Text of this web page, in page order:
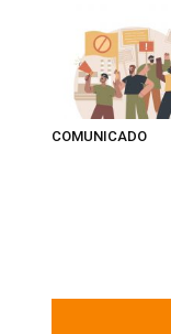
COMUNICADO